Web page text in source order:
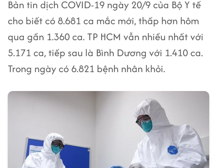
Bản tin dịch COVID-19 ngày 20/9 của Bộ Y tế
cho biết có 8.681 ca mắc mới, thấp hơn hôm
qua gần 1.360 ca. TP HCM vẫn nhiều nhất với
5.171 ca, tiếp sau là Bình Dương với 1.410 ca.
Trong ngày có 6.821 bệnh nhân khỏi.